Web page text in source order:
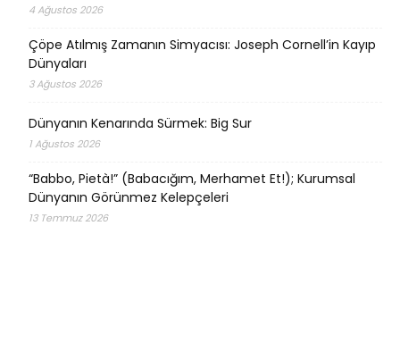
4 Ağustos 2026
Çöpe Atılmış Zamanın Simyacısı: Joseph Cornell’in Kayıp
Dünyaları
3 Ağustos 2026
Dünyanın Kenarında Sürmek: Big Sur
1 Ağustos 2026
“Babbo, Pietà!” (Babacığım, Merhamet Et!); Kurumsal
Dünyanın Görünmez Kelepçeleri
13 Temmuz 2026